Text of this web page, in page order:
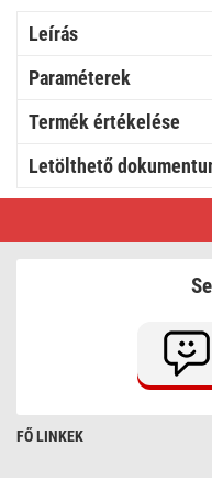
Leírás
Paraméterek
Termék értékelése
Letölthető
fényfüzér,
FŐ LINKEK